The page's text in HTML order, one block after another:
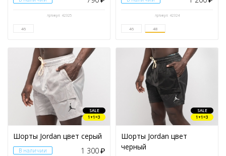
Артикул: 42325
46
Артикул: 42324
46 48
SALE
1+1=3
Шорты Jordan цвет серый
В наличии 1 300₽
SALE
1+1=3
Шорты Jordan цвет
черный